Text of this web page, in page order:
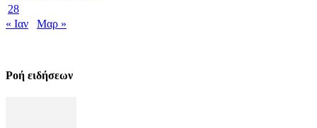
28
« Ιαν
Μαρ »
Ροή ειδήσεων